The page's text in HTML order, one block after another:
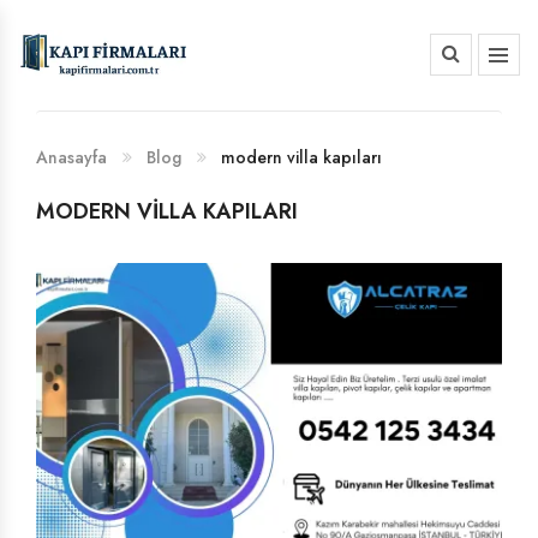
BANKA HESAP NUMARALARIMIZ
Anasayfa Blog modern villa kapıları
MODERN VILLA KAPILARI